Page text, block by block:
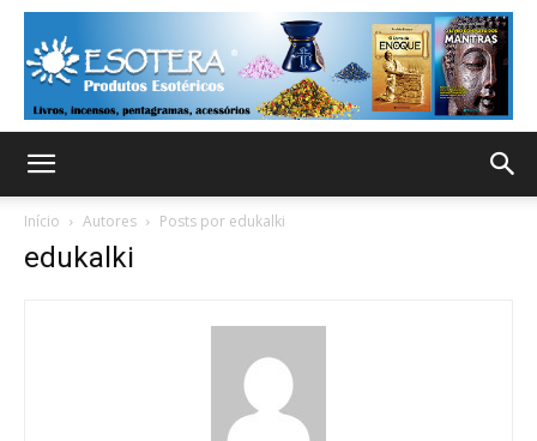
Início Autores Posts por edukalki
edukalki